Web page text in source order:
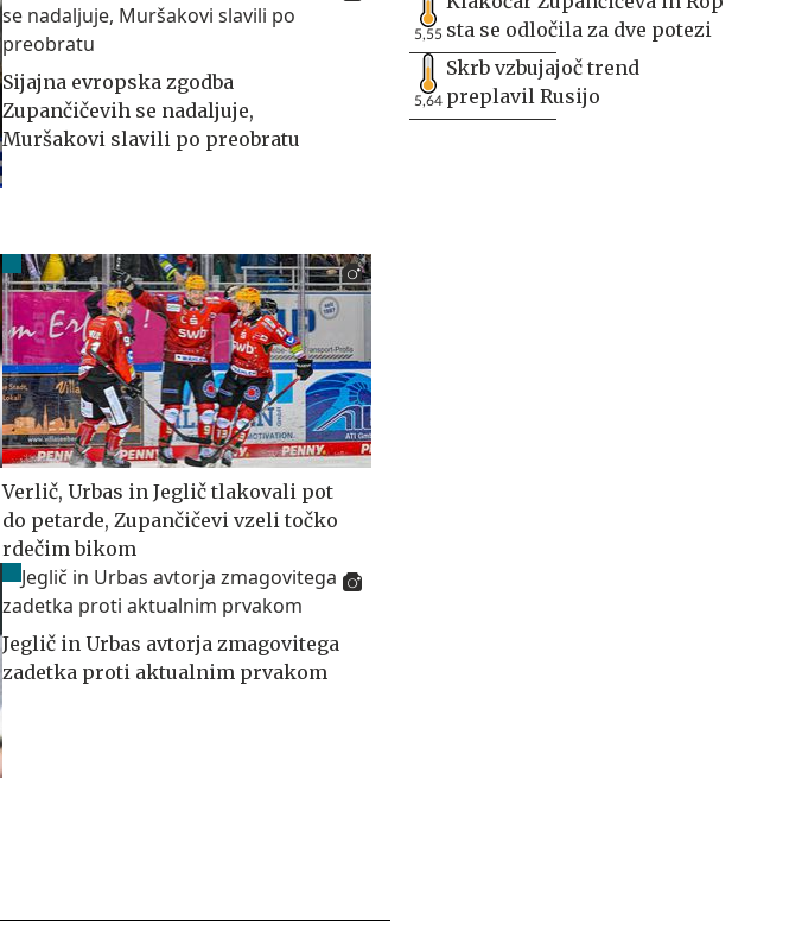
Sijajna evropska zgodba
Zupančičevih se nadaljuje,
Muršakovi slavili po preobratu
Verlič, Urbas in Jeglič tlakovali pot
do petarde, Zupančičevi vzeli točko
rdečim bikom
Jeglič in Urbas avtorja zmagovitega
zadetka proti aktualnim prvakom
5,55 sta se odločila za dve potezi
5,64
Skrb vzbujajoč trend
preplavil Rusijo